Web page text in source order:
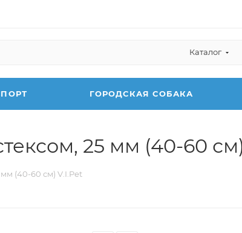
Каталог
ГОРОДСКАЯ СОБАКА
25 мм (40-60
(40-60 см) V.I.Pet